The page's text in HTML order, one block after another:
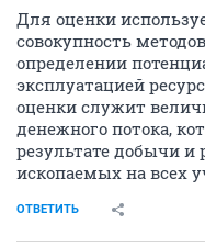
Для оценки
совокупность
определении
эксплуатацией
оценки служит
денежного потока,
результате добычи и
ископаемых на всех
ОТВЕТИТЬ